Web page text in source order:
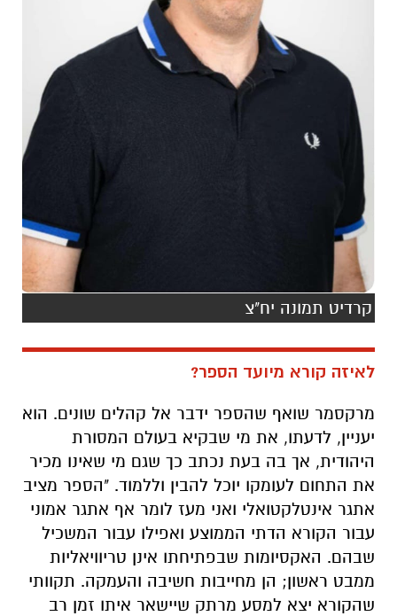
קרדיט תמונה יח"צ
לאיזה קורא מיועד הספר?
מרקסמר שואף שהספר ידבר אל קהלים שונים. הוא
יעניין, לדעתו, את מי שבקיא בעולם המסורת
היהודית, אך בה בעת נכתב כך שגם מי שאינו מכיר
את התחום לעומקו יוכל להבין וללמוד. "הספר מציב
אתגר אינטלקטואלי ואני מעז לומר אף אתגר אמוני
עבור הקורא הדתי הממוצע ואפילו עבור המשכיל
שבהם. האקסיומות שבפתיחתו אינן טריוויאליות
ממבט ראשון; הן מחייבות חשיבה והעמקה. תקוותי
שהקורא יצא למסע מרתק שיישאר איתו זמן רב